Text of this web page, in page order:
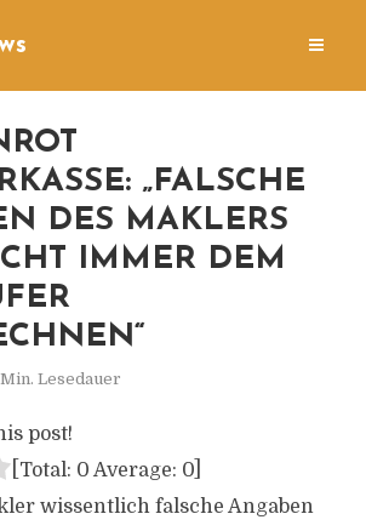
„FALSCHE
DES MAKLERS
IMMER DEM
Min. Lesedauer
post!
[Total: 0 Average: 0]
wissentlich falsche Angaben